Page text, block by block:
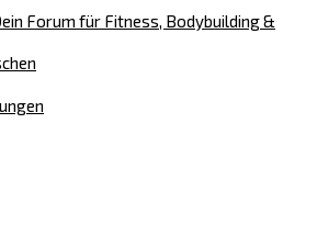
Forum für Fitness, Bodybuilding &